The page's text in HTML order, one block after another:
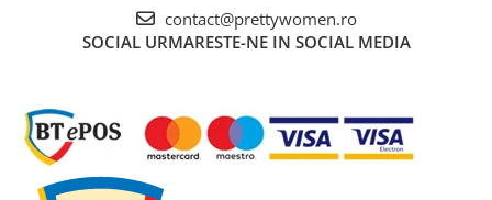
contact@prettywomen.ro
SOCIAL URMARESTE-NE IN SOCIAL MEDIA